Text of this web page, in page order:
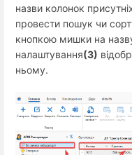
назви колонок
провести пошук чи
кнопкою мишки на
налаштування(3)
ньому.